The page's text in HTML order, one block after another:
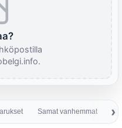
Samat vanhemmat